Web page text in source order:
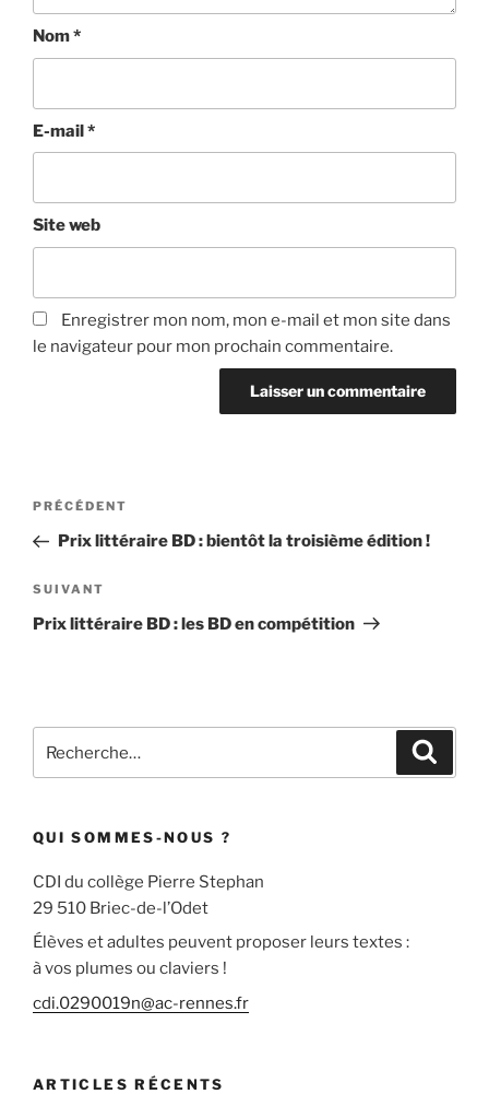
Nom*
E-mail*
Site web
Enregistrer mon nom, mon e-mail et mon site dans
le navigateur pour mon prochain commentaire.
Navigation
l’article
Article
précédent
PRÉCÉDENT
Prix littéraire BD : bientôt la troisième édition !
Article
suivant
SUIVANT
Prix littéraire BD : les BD en compétition
pour
QUI SOMMES-NOUS ?
CDI du collège Pierre Stephan
29 510 Briec-de-l’Odet
Élèves et adultes peuvent proposer leurs textes :
à vos plumes ou claviers !
cdi.0290019n@ac-rennes.fr
ARTICLES RÉCENTS